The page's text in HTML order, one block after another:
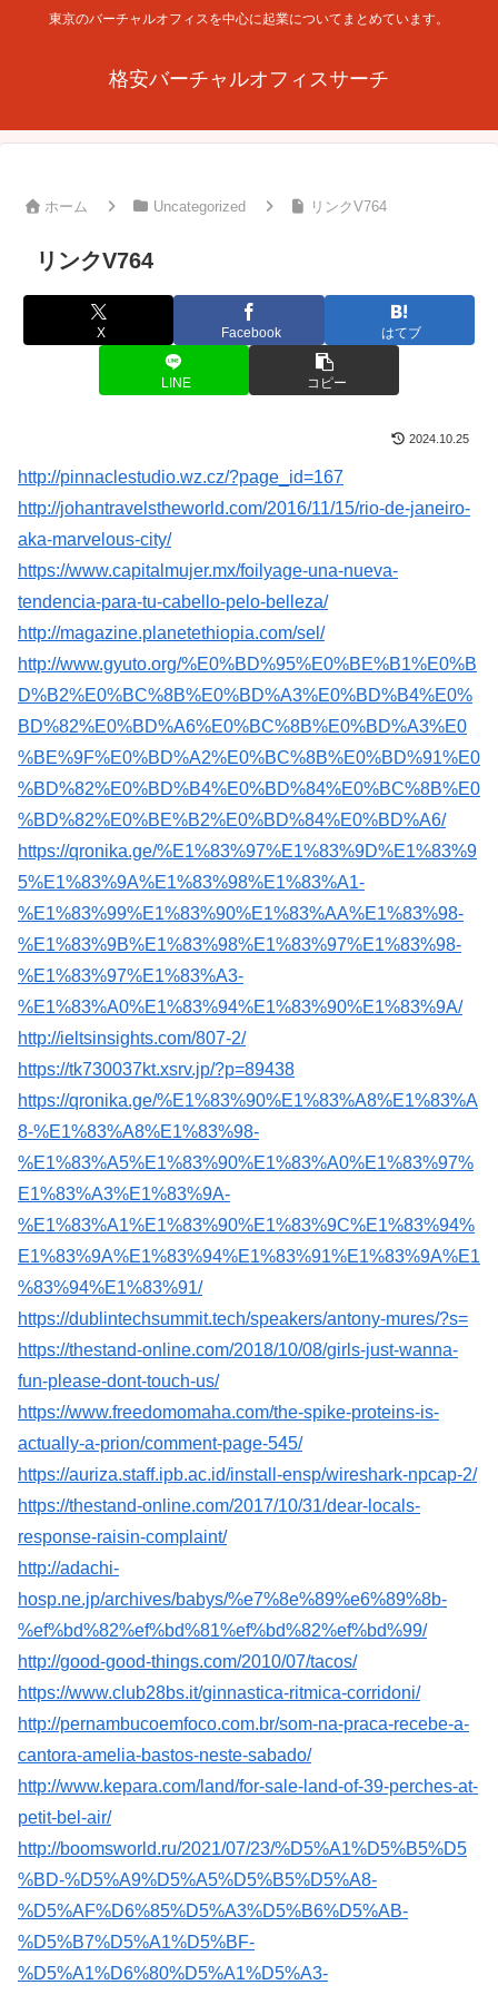
東京のバーチャルオフィスを中心に起業についてまとめています。
格安バーチャルオフィスサーチ
ホーム Uncategorized リンクV764
リンクV764
X Facebook はてブ
LINE コピー
2024.10.25
http://pinnaclestudio.wz.cz/?page_id=167
http://johantravelstheworld.com/2016/11/15/rio-de-janeiro-
aka-marvelous-city/
https://www.capitalmujer.mx/foilyage-una-nueva-
tendencia-para-tu-cabello-pelo-belleza/
http://magazine.planetethiopia.com/sel/
http://www.gyuto.org/%E0%BD%95%E0%BE%B1%E0%B
D%B2%E0%BC%8B%E0%BD%A3%E0%BD%B4%E0%
BD%82%E0%BD%A6%E0%BC%8B%E0%BD%A3%E0
%BE%9F%E0%BD%A2%E0%BC%8B%E0%BD%91%E0
%BD%82%E0%BD%B4%E0%BD%84%E0%BC%8B%E0
%BD%82%E0%BE%B2%E0%BD%84%E0%BD%A6/
https://qronika.ge/%E1%83%97%E1%83%9D%E1%83%9
5%E1%83%9A%E1%83%98%E1%83%A1-
%E1%83%99%E1%83%90%E1%83%AA%E1%83%98-
%E1%83%9B%E1%83%98%E1%83%97%E1%83%98-
%E1%83%97%E1%83%A3-
%E1%83%A0%E1%83%94%E1%83%90%E1%83%9A/
http://ieltsinsights.com/807-2/
https://tk730037kt.xsrv.jp/?p=89438
https://qronika.ge/%E1%83%90%E1%83%A8%E1%83%A
8-%E1%83%A8%E1%83%98-
%E1%83%A5%E1%83%90%E1%83%A0%E1%83%97%
E1%83%A3%E1%83%9A-
%E1%83%A1%E1%83%90%E1%83%9C%E1%83%94%
E1%83%9A%E1%83%94%E1%83%91%E1%83%9A%E1
%83%94%E1%83%91/
https://dublintechsummit.tech/speakers/antony-mures/?s=
https://thestand-online.com/2018/10/08/girls-just-wanna-
fun-please-dont-touch-us/
https://www.freedomomaha.com/the-spike-proteins-is-
actually-a-prion/comment-page-545/
https://auriza.staff.ipb.ac.id/install-ensp/wireshark-npcap-2/
https://thestand-online.com/2017/10/31/dear-locals-
response-raisin-complaint/
http://adachi-
hosp.ne.jp/archives/babys/%e7%8e%89%e6%89%8b-
%ef%bd%82%ef%bd%81%ef%bd%82%ef%bd%99/
http://good-good-things.com/2010/07/tacos/
https://www.club28bs.it/ginnastica-ritmica-corridoni/
http://pernambucoemfoco.com.br/som-na-praca-recebe-a-
cantora-amelia-bastos-neste-sabado/
http://www.kepara.com/land/for-sale-land-of-39-perches-at-
petit-bel-air/
http://boomsworld.ru/2021/07/23/%D5%A1%D5%B5%D5
%BD-%D5%A9%D5%A5%D5%B5%D5%A8-
%D5%AF%D6%85%D5%A3%D5%B6%D5%AB-
%D5%B7%D5%A1%D5%BF-
%D5%A1%D6%80%D5%A1%D5%A3-